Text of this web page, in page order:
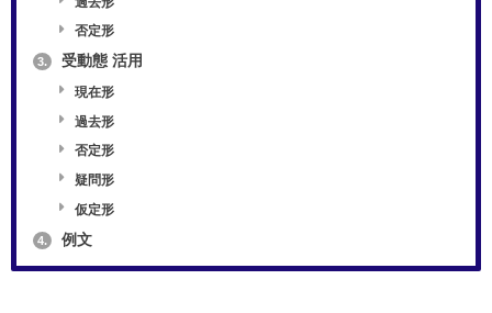
否定形
3. 受動態 活用
現在形
過去形
否定形
疑問形
仮定形
4. 例文